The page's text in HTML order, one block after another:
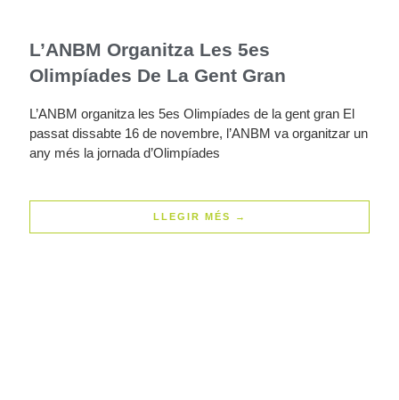
L’ANBM Organitza Les 5es
Olimpíades De La Gent Gran
L’ANBM organitza les 5es Olimpíades de la gent gran El
passat dissabte 16 de novembre, l’ANBM va organitzar un
any més la jornada d’Olimpíades
LLEGIR MÉS →